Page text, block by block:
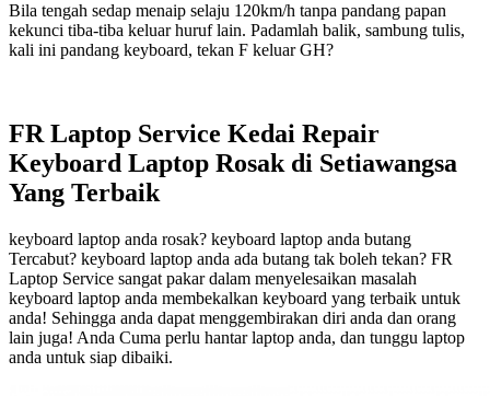
Bila tengah sedap menaip selaju 120km/h tanpa pandang papan
kekunci tiba-tiba keluar huruf lain. Padamlah balik, sambung tulis,
kali ini pandang keyboard, tekan F keluar GH?
FR Laptop Service Kedai Repair
Keyboard Laptop Rosak di Setiawangsa
Yang Terbaik
keyboard laptop anda rosak? keyboard laptop anda butang
Tercabut? keyboard laptop anda ada butang tak boleh tekan? FR
Laptop Service sangat pakar dalam menyelesaikan masalah
keyboard laptop anda membekalkan keyboard yang terbaik untuk
anda! Sehingga anda dapat menggembirakan diri anda dan orang
lain juga! Anda Cuma perlu hantar laptop anda, dan tunggu laptop
anda untuk siap dibaiki.